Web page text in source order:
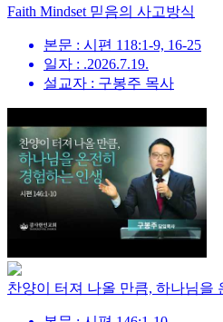
Faith Mindset 믿음의 사고방식
본문 : 시편 118:1-9, 16-25
일자 : .2026.7.19.
설교자 : 구봉주 목사
찬양이 터져 나올 만큼, 하나님을